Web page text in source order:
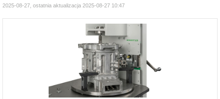
2025-08-27, ostatnia aktualizacja 2025-08-27 10:47